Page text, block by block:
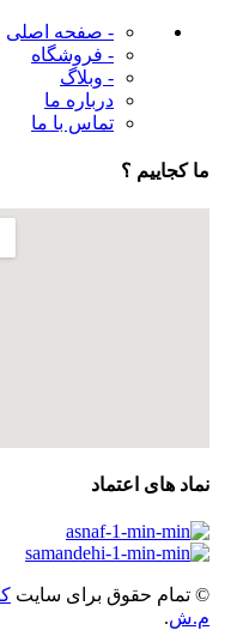
- صفحه اصلی
- فروشگاه
- وبلاگ
درباره ما
تماس با ما
ما کجاییم ؟
نماد های اعتماد
© تمام حقوق برای سایت
م.ش.